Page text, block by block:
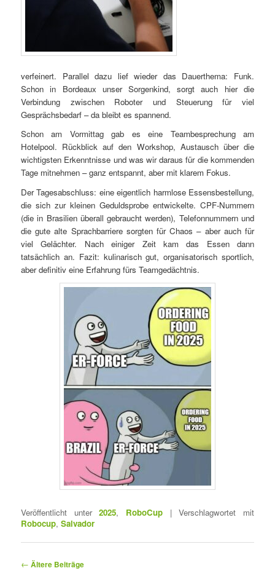
verfeinert. Parallel dazu lief wieder das Dauerthema: Funk.
Schon in Bordeaux unser Sorgenkind, sorgt auch hier die
Verbindung zwischen Roboter und Steuerung für viel
Gesprächsbedarf – da bleibt es spannend.
Schon am Vormittag gab es eine Teambesprechung am
Hotelpool. Rückblick auf den Workshop, Austausch über die
wichtigsten Erkenntnisse und was wir daraus für die kommenden
Tage mitnehmen – ganz entspannt, aber mit klarem Fokus.
Der Tagesabschluss: eine eigentlich harmlose Essensbestellung,
die sich zur kleinen Geduldsprobe entwickelte. CPF-Nummern
(die in Brasilien überall gebraucht werden), Telefonnummern und
die gute alte Sprachbarriere sorgten für Chaos – aber auch für
viel Gelächter. Nach einiger Zeit kam das Essen dann
tatsächlich an. Fazit: kulinarisch gut, organisatorisch sportlich,
aber definitiv eine Erfahrung fürs Teamgedächtnis.
Veröffentlicht unter 2025, RoboCup |Verschlagwortet mit
Robocup,Salvador
A
← Ältere Beiträge